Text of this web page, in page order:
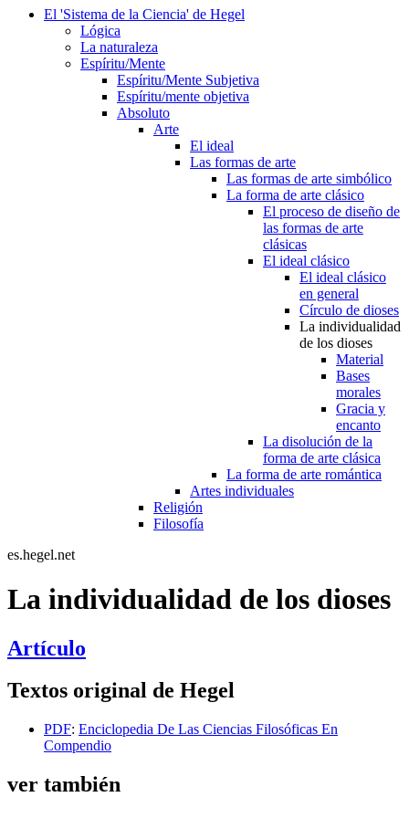
El 'Sistema de la Ciencia' de Hegel
Lógica
La naturaleza
Espíritu/Mente
Espíritu/Mente Subjetiva
Espíritu/mente objetiva
Absoluto
Arte
El ideal
Las formas de arte
Las formas de arte simbólico
La forma de arte clásico
El proceso de diseño de
las formas de arte
clásicas
El ideal clásico
El ideal clásico
en general
Círculo de dioses
La individualidad
de los dioses
Material
Bases
morales
Gracia y
encanto
La disolución de la
forma de arte clásica
La forma de arte romántica
Artes individuales
Religión
Filosofía
es.hegel.net
La individualidad de los dioses
Artículo
Textos original de Hegel
PDF: Enciclopedia De Las Ciencias Filosóficas En
Compendio
ver también